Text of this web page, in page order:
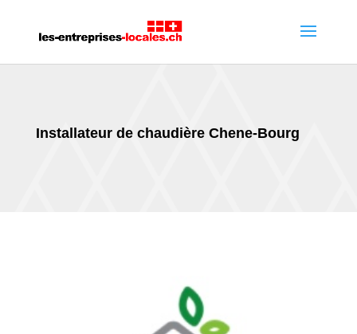
Installateur de chaudière Chene-Bourg